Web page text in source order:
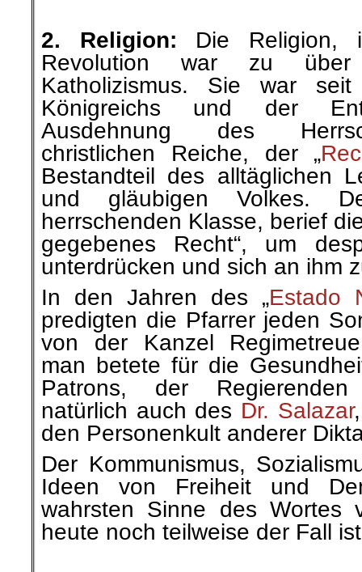
2. Religion: Die Religion,
Revolution war zu
Katholizismus. Sie war
Königreichs und der
Ausdehnung des
christlichen Reiche, der „
Bestandteil des alltäglichen
und gläubigen Volkes.
herrschenden Klasse, berief
gegebenes Recht“, um
unterdrücken und sich an ihm
In den Jahren des „Estado
predigten die Pfarrer jeden
von der Kanzel
man betete für die
Patrons, der
natürlich auch des Dr. Salazar
den Personenkult anderer
Der Kommunismus,
Ideen von Freiheit und
wahrsten Sinne des Wortes
heute noch teilweise der Fall